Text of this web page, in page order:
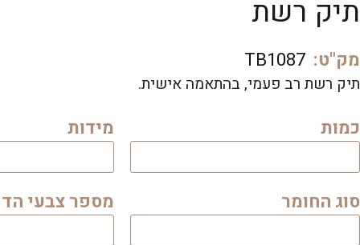
תיק רשת
מק"ט: TB1087
תיק רשת רב פעמי, בהתאמה אישית.
כמות מידות
סוג החומר מספר צבעי